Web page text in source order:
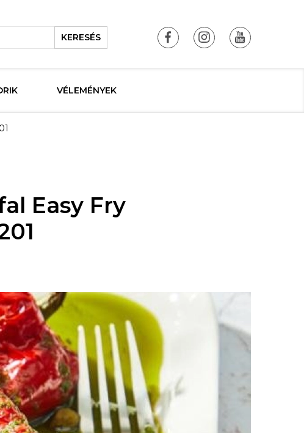
KERESÉS
VÉLEMÉNYEK
Easy Fry